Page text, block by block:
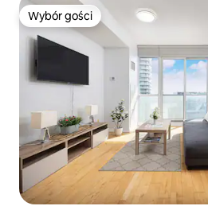
Wybór gości
Wybór gości